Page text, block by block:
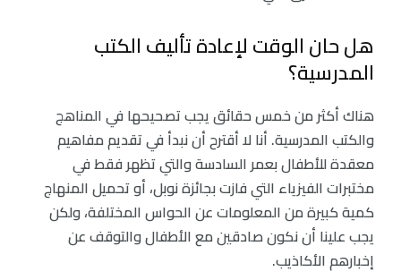
هل حان الوقت لإعادة تأليف الكتب
المدرسية؟
هناك أكثر من خمس حقائق يجب تصحيحها في المناهج
والكتب المدرسية. أنا لا أقترح أن نبدأ في تقديم مفاهيم
معقدة للأطفال بعمر السادسة والتي تظهر فقط في
مختبرات الفيزياء التي فازت بجائزة نوبل، أو تحميل المنهاج
كمية كبيرة من المعلومات عن الحواس المختلفة، ولكن
يجب علينا أن نكون صادقين مع الأطفال والتوقف عن
إخبارهم الأكاذيب.